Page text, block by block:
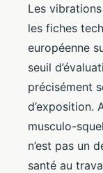
Les
les fiches
européenne
seuil
précisément
d’exposition.
musculo-
n’est pas un
santé au